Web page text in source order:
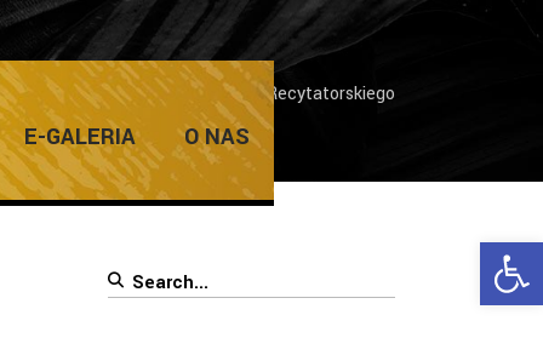
E-GALERIA O NAS
64. Ogólnopolskiego Konkursu Recytatorskiego
Search